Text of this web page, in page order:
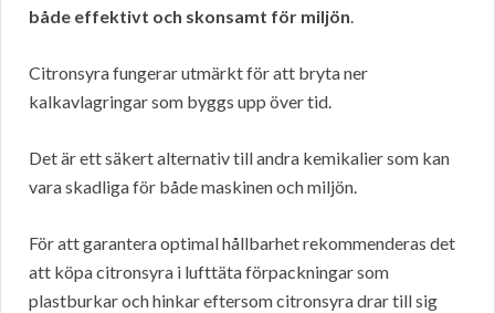
både effektivt och skonsamt för miljön.
Citronsyra fungerar utmärkt för att bryta ner
kalkavlagringar som byggs upp över tid.
Det är ett säkert alternativ till andra kemikalier som kan
vara skadliga för både maskinen och miljön.
För att garantera optimal hållbarhet rekommenderas det
att köpa citronsyra i lufttäta förpackningar som
plastburkar och hinkar eftersom citronsyra drar till sig